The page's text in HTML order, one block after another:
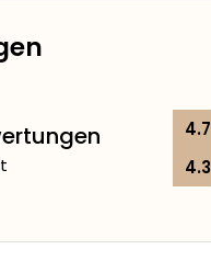
4.7
4.3